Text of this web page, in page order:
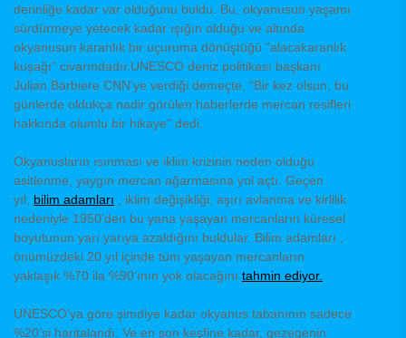
derinliğe kadar var olduğunu buldu. Bu, okyanusun yaşamı
sürdürmeye yetecek kadar ışığın olduğu ve altında
okyanusun karanlık bir uçuruma dönüştüğü “alacakaranlık
kuşağı” civarındadır.UNESCO deniz politikası başkanı
Julian Barbiere CNN’ye verdiği demeçte, “Bir kez olsun, bu
günlerde oldukça nadir görülen haberlerde mercan resifleri
hakkında olumlu bir hikaye” dedi.
Okyanusların ısınması ve iklim krizinin neden olduğu
asitlenme, yaygın mercan ağarmasına yol açtı. Geçen
yıl, bilim adamları , iklim değişikliği, aşırı avlanma ve kirlilik
nedeniyle 1950’den bu yana yaşayan mercanların küresel
boyutunun yarı yarıya azaldığını buldular. Bilim adamları ,
önümüzdeki 20 yıl içinde tüm yaşayan mercanların
yaklaşık %70 ila %90’ının yok olacağını tahmin ediyor.
UNESCO’ya göre şimdiye kadar okyanus tabanının sadece
%20’si haritalandı. Ve en son keşfine kadar, gezegenin